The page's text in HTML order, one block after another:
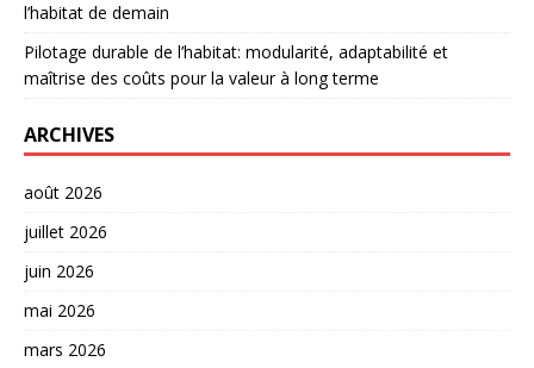
l’habitat de demain
Pilotage durable de l’habitat: modularité, adaptabilité et
maîtrise des coûts pour la valeur à long terme
ARCHIVES
août 2026
juillet 2026
juin 2026
mai 2026
mars 2026